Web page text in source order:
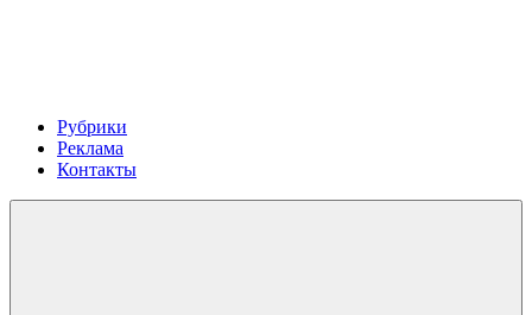
Рубрики
Реклама
Контакты